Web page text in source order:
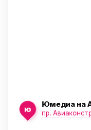
ю
Юмедиа на
пр.